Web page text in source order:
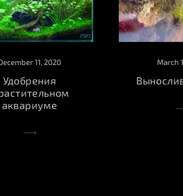
11, 2020
Удобрения
аквариуме
March